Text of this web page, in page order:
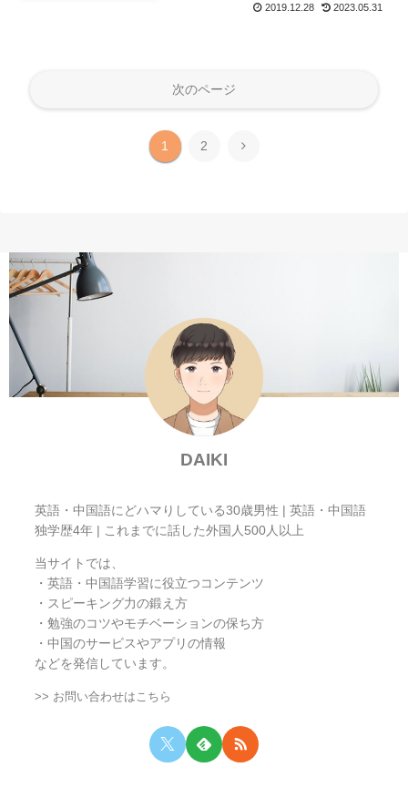
2019.12.28 2023.05.31
次のページ
1 2 次
DAIKI
英語・中国語にどハマりしている30歳男性 | 英語・中国語
独学歴4年 | これまでに話した外国人500人以上
当サイトでは、
・英語・中国語学習に役立つコンテンツ
・スピーキング力の鍛え方
・勉強のコツやモチベーションの保ち方
・中国のサービスやアプリの情報
などを発信しています。
>> お問い合わせはこちら